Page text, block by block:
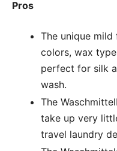
Pros
The unique
colors, wax
perfect for silk
wash.
The
take up very
travel laundry